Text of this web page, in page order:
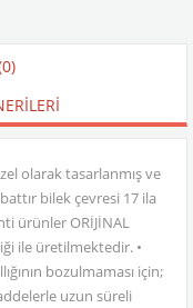
olarak tasarlanmış ve
bilek çevresi 17 ila
ürünler ORİJİNAL
ile üretilmektedir. •
bozulmaması için;
uzun süreli